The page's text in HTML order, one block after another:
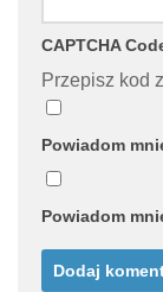
CAPTCHA
Przepisz kod
Powiadom
Powiadom